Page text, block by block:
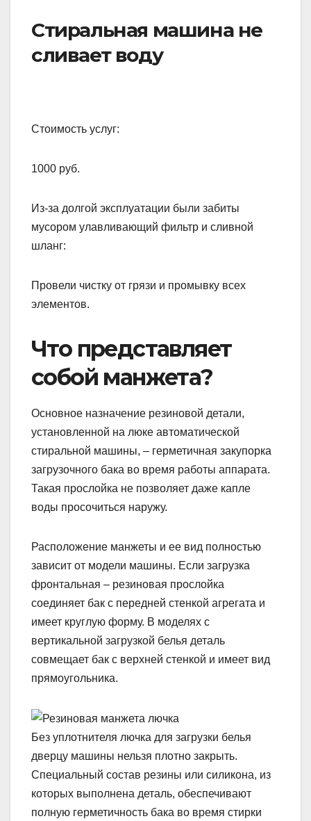
Стиральная машина не
сливает воду
Стоимость услуг:
1000 руб.
Из-за долгой эксплуатации были забиты
мусором улавливающий фильтр и сливной
шланг:
Провели чистку от грязи и промывку всех
элементов.
Что представляет
собой манжета?
Основное назначение резиновой детали,
установленной на люке автоматической
стиральной машины, – герметичная закупорка
загрузочного бака во время работы аппарата.
Такая прослойка не позволяет даже капле
воды просочиться наружу.
Расположение манжеты и ее вид полностью
зависит от модели машины. Если загрузка
фронтальная – резиновая прослойка
соединяет бак с передней стенкой агрегата и
имеет круглую форму. В моделях с
вертикальной загрузкой белья деталь
совмещает бак с верхней стенкой и имеет вид
прямоугольника.
Без уплотнителя лючка для загрузки белья
дверцу машины нельзя плотно закрыть.
Специальный состав резины или силикона, из
которых выполнена деталь, обеспечивают
полную герметичность бака во время стирки